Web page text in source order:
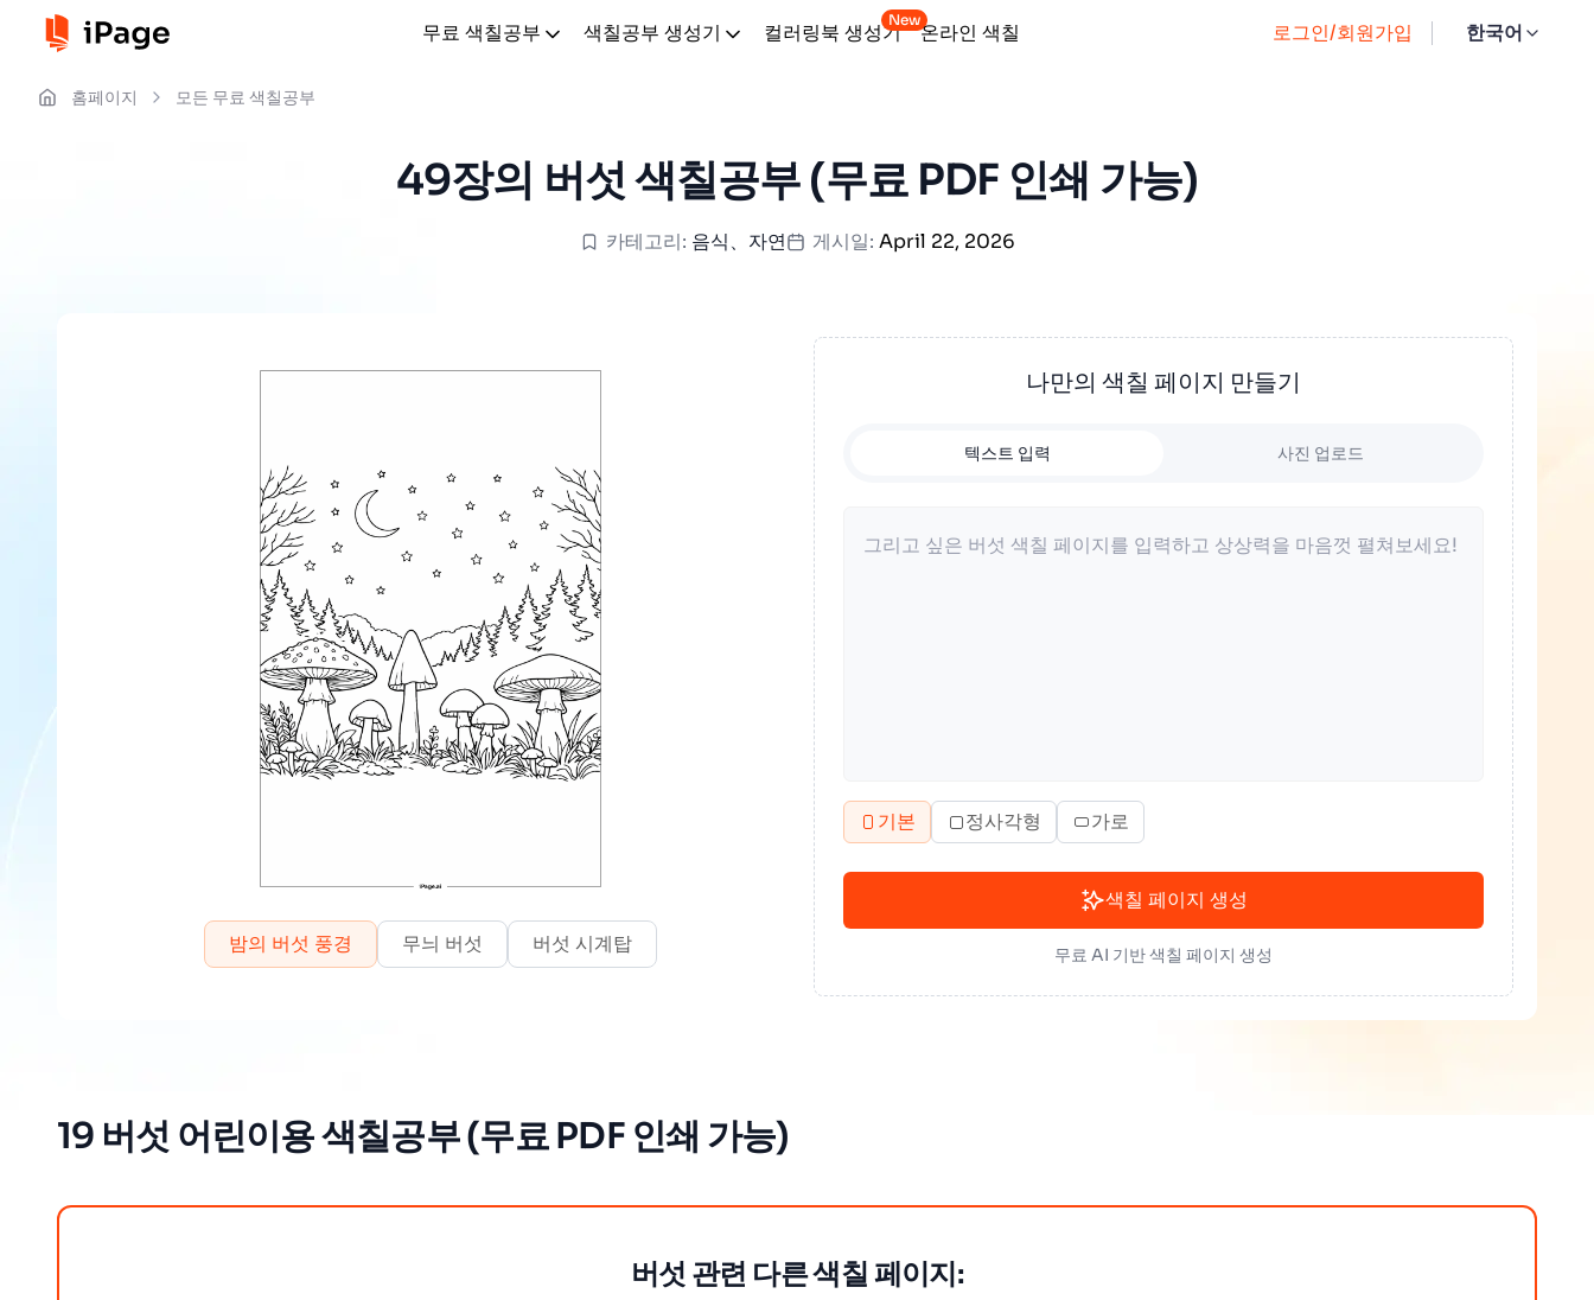
로그인/회원가입 한국어
무료 색칠공부 색칠공부 생성기 컬러링북 생성기
New
온라인 색칠
홈페이지 모든 무료 색칠공부
49장의 버섯 색칠공부 (무료 PDF 인쇄 가능)
카테고리: 음식、 자연 게시일: April 22, 2026
밤의 버섯 풍경 무늬 버섯 버섯 시계탑
나만의 색칠 페이지 만들기
텍스트 입력 사진 업로드
기본 정사각형 가로
색칠 페이지 생성
무료 AI 기반 색칠 페이지 생성
19 버섯 어린이용 색칠공부 (무료 PDF 인쇄 가능)
버섯 관련 다른 색칠 페이지: